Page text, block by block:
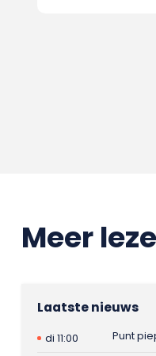
Meer
Laatste nieuws
di 11:00
Punt